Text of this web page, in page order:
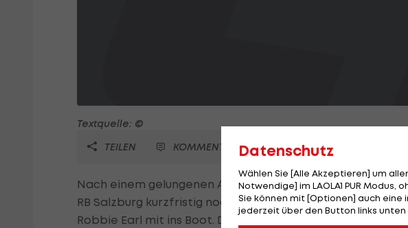
Textquelle: ©
TEILEN
KOMMENTARE
Nach einem gelungenen Auftaktsieg (4:0) in der
RB Salzburg kurzfristig noch einen neuen Spieler. Die
Robbie Earl mit ins Boot. Der 26-Jährige kommt mit der
Datenschutz
Wählen Sie [Alle Akzeptieren] um
Notwendige] im LAOLA1 PUR
Sie können mit [Optionen] auch eine
jederzeit über den Button links unten